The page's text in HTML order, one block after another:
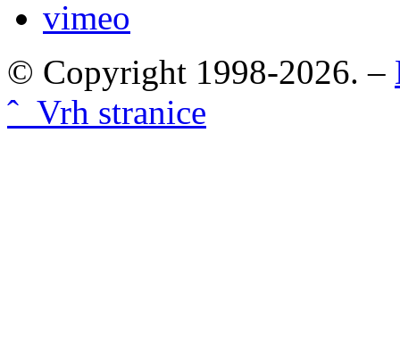
vimeo
© Copyright 1998-2026. –
ˆ Vrh stranice